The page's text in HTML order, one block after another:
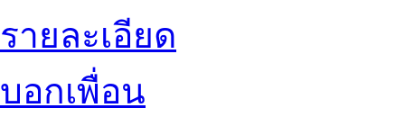
รายละเอียด
บอกเพื่อน